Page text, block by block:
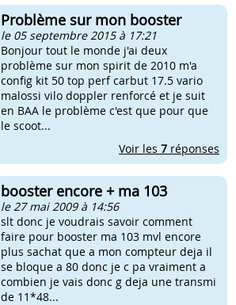
Problème sur mon booster
le 05 septembre 2015 à 17:21
Bonjour tout le monde j'ai deux
problème sur mon spirit de 2010 m'a
config kit 50 top perf carbut 17.5 vario
malossi vilo doppler renforcé et je suit
en BAA le problème c'est que pour que
le scoot...
Voir les 7 réponses
booster encore + ma 103
le 27 mai 2009 à 14:56
slt donc je voudrais savoir comment
faire pour booster ma 103 mvl encore
plus sachat que a mon compteur deja il
se bloque a 80 donc je c pa vraiment a
combien je vais donc g deja une transmi
de 11*48...